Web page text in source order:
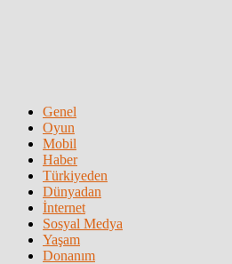
Genel
Oyun
Mobil
Haber
Türkiyeden
Dünyadan
İnternet
Sosyal Medya
Yaşam
Donanım